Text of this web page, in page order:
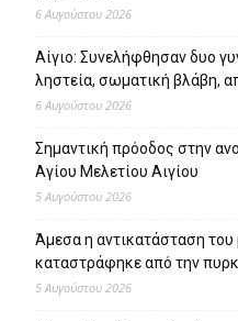
6 Αυγούστου 2026
Αίγιο: Συνελήφθησαν δυο
ληστεία, σωματική βλάβη,
6 Αυγούστου 2026
Σημαντική πρόοδος στην
Αγίου Μελετίου Αιγίου
5 Αυγούστου 2026
Άμεσα η αντικατάσταση
καταστράφηκε από την
5 Αυγούστου 2026